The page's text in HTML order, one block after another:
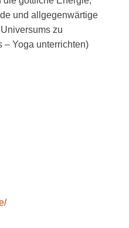
und allgegenwärtige
zu
– Yoga unterrichten)